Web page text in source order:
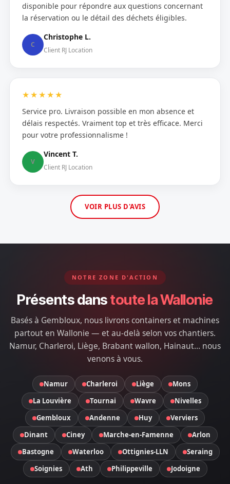
disponible pour répondre aux questions concernant
la réservation ou le détail des déchets éligibles.
C
Christophe L.
Client RJ Location
★★★★★
Service pro. Livraison possible en mon absence et
délais respectés. Vraiment top et très efficace. Merci
pour votre professionnalisme !
V
Vincent T.
Client RJ Location
VOIR PLUS D'AVIS
NOTRE ZONE D'ACTION
Présents danstoute la Wallonie
Basés à Gembloux, nous livrons containers et machines
partout en Wallonie — et au-delà selon vos chantiers.
Namur, Charleroi, Liège, Brabant wallon, Hainaut… nous
venons à vous.
Namur Charleroi Liège
Mons
La Louvière
Tournai Wavre
Nivelles
Gembloux
Andenne Huy
Verviers
Dinant
Ciney Marche-en-Famenne
Arlon
Bastogne
Waterloo Ottignies-LLN
Seraing
Soignies
Ath Philippeville Jodoigne